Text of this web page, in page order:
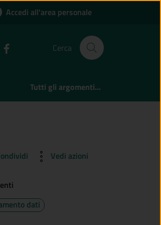
di Sulzano
Accedi all'area personale
Cerca
Tutti gli argomenti...
Vedi azioni
dati